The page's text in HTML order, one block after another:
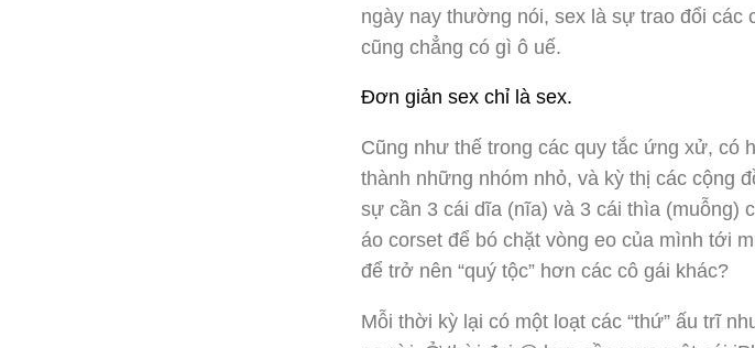
ngày nay thường nói, sex là sự trao đổi các
cũng chẳng có gì ô uế.
Đơn giản sex chỉ là sex.
Cũng như thế trong các quy tắc ứng xử, có
thành những nhóm nhỏ, và kỳ thị các cộng
sự cần 3 cái dĩa (nĩa) và 3 cái thìa (muỗng)
áo corset để bó chặt vòng eo của mình tới
để trở nên “quý tộc” hơn các cô gái khác?
Mỗi thời kỳ lại có một loạt các “thứ” ấu trĩ